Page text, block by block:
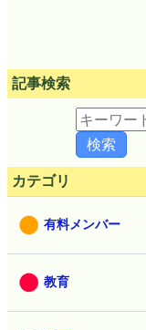
記事検索
カテゴリ
有料メンバー
教育